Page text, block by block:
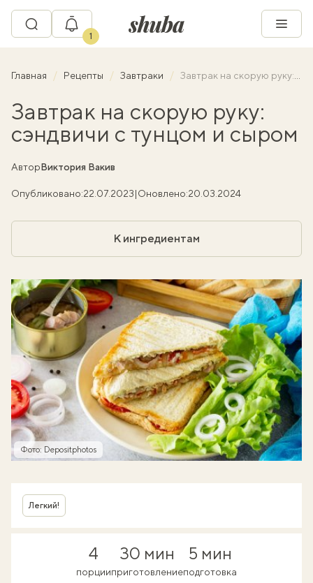
1
Главная Рецепты Завтраки Завтрак на скорую руку: сэндвичи с тунцом и сыром
Завтрак на скорую руку:
сэндвичи с тунцом и сыром
АвторВиктория Вакив
Опубликовано:22.07.2023|Оновлено:20.03.2024
К ингредиентам
Фото: Depositphotos
Легкий!
4
порции
30 мин
приготовление
5 мин
подготовка